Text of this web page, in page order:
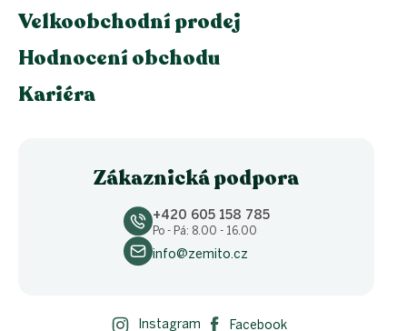
Velkoobchodní prodej
Hodnocení obchodu
Kariéra
Zákaznická podpora
+420 605 158 785
Po - Pá: 8.00 - 16.00
info@zemito.cz
Instagram Facebook